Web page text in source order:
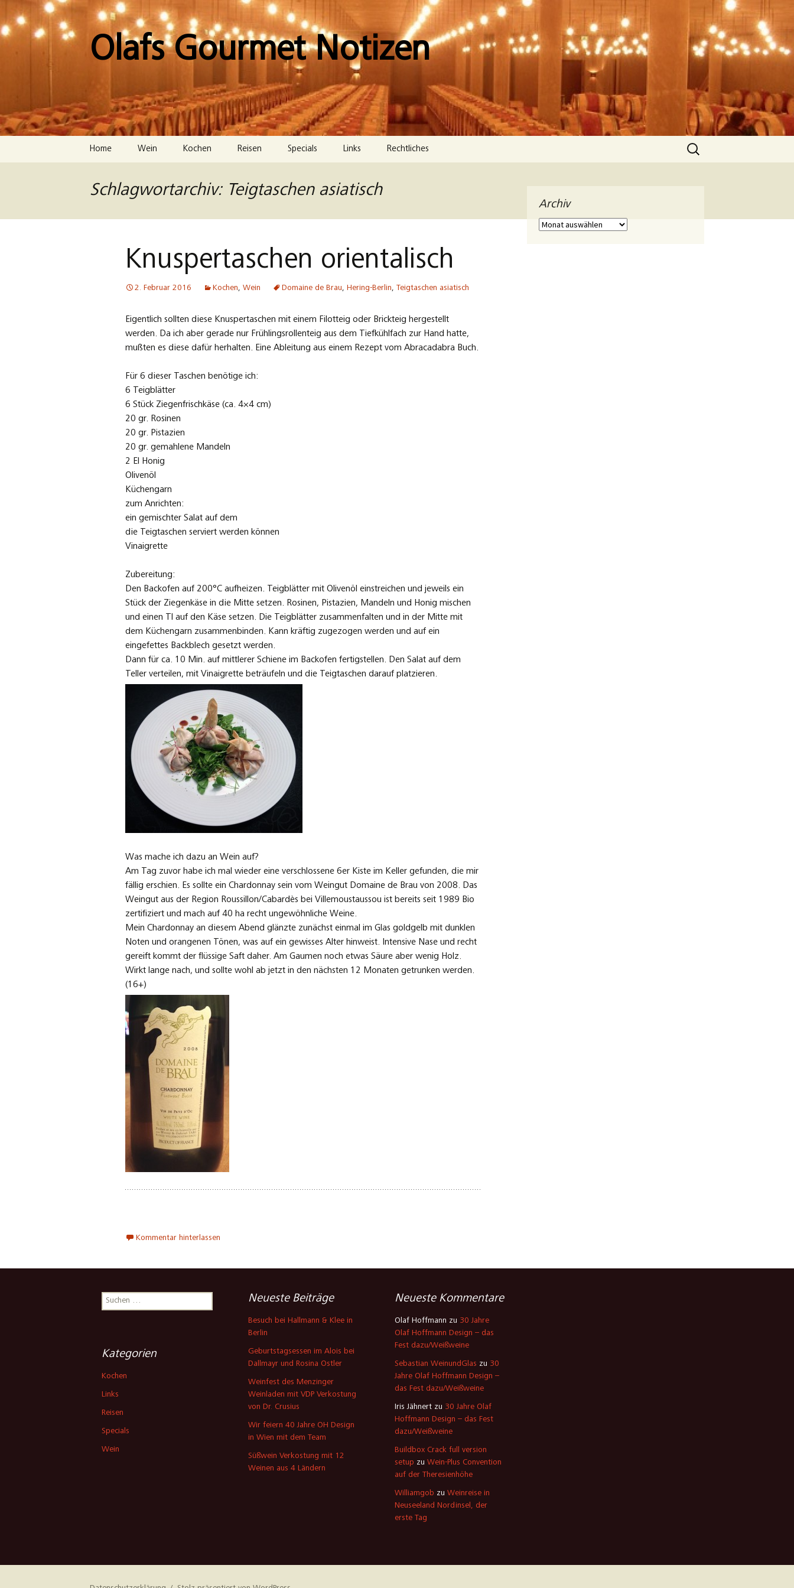
Inhalt
springen
Olafs Gourmet Notizen
Home Wein Kochen Reisen Specials Links Rechtliches
Suchen
nach:
Schlagwortarchiv: Teigtaschen asiatisch
Knuspertaschen orientalisch
2. Februar 2016 Kochen, Wein Domaine de Brau, Hering-Berlin, Teigtaschen asiatisch
Eigentlich sollten diese Knuspertaschen mit einem Filotteig oder Brickteig hergestellt
werden. Da ich aber gerade nur Frühlingsrollenteig aus dem Tiefkühlfach zur Hand hatte,
mußten es diese dafür herhalten. Eine Ableitung aus einem Rezept vom Abracadabra Buch.
Für 6 dieser Taschen benötige ich:
6 Teigblätter
6 Stück Ziegenfrischkäse (ca. 4×4 cm)
20 gr. Rosinen
20 gr. Pistazien
20 gr. gemahlene Mandeln
2 El Honig
Olivenöl
Küchengarn
zum Anrichten:
ein gemischter Salat auf dem
die Teigtaschen serviert werden können
Vinaigrette
Zubereitung:
Den Backofen auf 200°C aufheizen. Teigblätter mit Olivenöl einstreichen und jeweils ein
Stück der Ziegenkäse in die Mitte setzen. Rosinen, Pistazien, Mandeln und Honig mischen
und einen Tl auf den Käse setzen. Die Teigblätter zusammenfalten und in der Mitte mit
dem Küchengarn zusammenbinden. Kann kräftig zugezogen werden und auf ein
eingefettes Backblech gesetzt werden.
Dann für ca. 10 Min. auf mittlerer Schiene im Backofen fertigstellen. Den Salat auf dem
Teller verteilen, mit Vinaigrette beträufeln und die Teigtaschen darauf platzieren.
Was mache ich dazu an Wein auf?
Am Tag zuvor habe ich mal wieder eine verschlossene 6er Kiste im Keller gefunden, die mir
fällig erschien. Es sollte ein Chardonnay sein vom Weingut Domaine de Brau von 2008. Das
Weingut aus der Region Roussillon/Cabardès bei Villemoustaussou ist bereits seit 1989 Bio
zertifiziert und mach auf 40 ha recht ungewöhnliche Weine.
Mein Chardonnay an diesem Abend glänzte zunächst einmal im Glas goldgelb mit dunklen
Noten und orangenen Tönen, was auf ein gewisses Alter hinweist. Intensive Nase und recht
gereift kommt der flüssige Saft daher. Am Gaumen noch etwas Säure aber wenig Holz.
Wirkt lange nach, und sollte wohl ab jetzt in den nächsten 12 Monaten getrunken werden.
(16+)
Kommentar hinterlassen
Archiv
Archiv
Suchen
nach:
Neueste Beiträge
Besuch bei Hallmann & Klee in
Berlin
Geburtstagsessen im Alois bei
Dallmayr und Rosina Ostler
Weinfest des Menzinger
Weinladen mit VDP Verkostung
von Dr. Crusius
Wir feiern 40 Jahre OH Design
in Wien mit dem Team
Süßwein Verkostung mit 12
Weinen aus 4 Ländern
Neueste Kommentare
Olaf Hoffmann zu 30 Jahre
Olaf Hoffmann Design – das
Fest dazu/Weißweine
Sebastian WeinundGlas zu 30
Jahre Olaf Hoffmann Design –
das Fest dazu/Weißweine
Iris Jähnert zu 30 Jahre Olaf
Hoffmann Design – das Fest
dazu/Weißweine
Buildbox Crack full version
setup zu Wein-Plus Convention
auf der Theresienhöhe
Williamgob zu Weinreise in
Neuseeland Nordinsel, der
erste Tag
Kategorien
Kochen
Links
Reisen
Specials
Wein